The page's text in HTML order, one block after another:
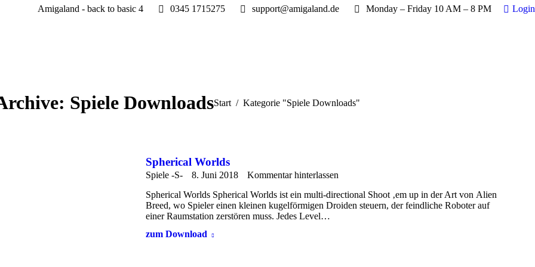
Amigaland - back to basic 4 0345 1715275 support@amigaland.de Monday – Friday 10 AM – 8 PM Login
Spiele DownloadsSie befinden sich hier:
Start Kategorie "Spiele Downloads"
Spherical Worlds
Spiele -S- 8. Juni 2018
Kommentar hinterlassen
Spherical Worlds Spherical Worlds ist ein multi-directional Shoot ‚em up in der Art von Alien
Breed, wo Spieler einen kleinen kugelförmigen Droiden steuern, der feindliche Roboter auf
einer Raumstation zerstören muss. Jedes Level…
zum Download